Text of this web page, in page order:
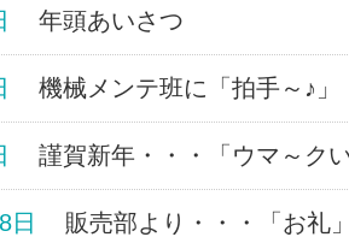
年頭あいさつ
機械メンテ班に「拍手～♪
謹賀新年・・・「ウマ～ク
日 販売部より・・・「お礼